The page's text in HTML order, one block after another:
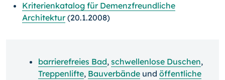
Kriterienkatalog für Demenzfreundliche
Architektur(20.1.2008)
barrierefreies Bad, schwellenlose Duschen,
Treppenlifte, Bauverbände und öffentliche